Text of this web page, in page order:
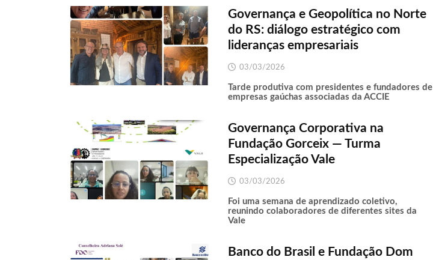
Governança e Geopolítica no Norte
do RS: diálogo estratégico com
lideranças empresariais
03/03/2026
Tarde produtiva com presidentes e fundadores de
empresas gaúchas associadas da ACCIE
Governança Corporativa na
Fundação Gorceix — Turma
Especialização Vale
03/03/2026
Foi uma semana de aprendizado coletivo,
reunindo colaboradores de diferentes sites da
Vale
Banco do Brasil e Fundação Dom